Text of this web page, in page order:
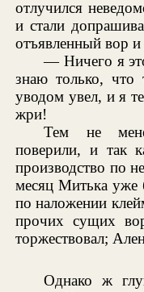
отлучился
и стали
отъявленный вор и
— Ничего я
знаю только,
уводом увел, и я
жри!
Тем не
поверили, и так
производство по
месяц Митька уже
по наложении
прочих сущих
торжествовал;
Однако ж